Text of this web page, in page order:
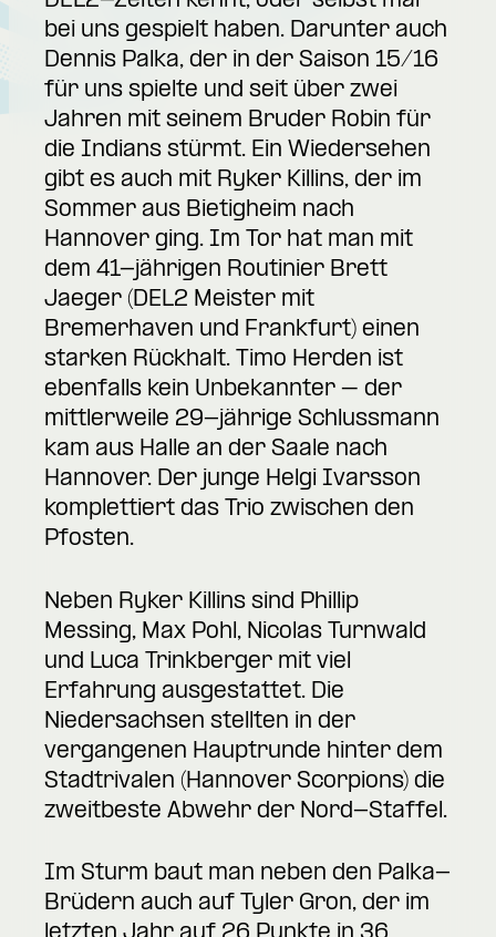
bei uns gespielt haben. Darunter auch
Dennis Palka, der in der Saison 15/16
für uns spielte und seit über zwei
Jahren mit seinem Bruder Robin für
die Indians stürmt. Ein Wiedersehen
gibt es auch mit Ryker Killins, der im
Sommer aus Bietigheim nach
Hannover ging. Im Tor hat man mit
dem 41-jährigen Routinier Brett
Jaeger (DEL2 Meister mit
Bremerhaven und Frankfurt) einen
starken Rückhalt. Timo Herden ist
ebenfalls kein Unbekannter – der
mittlerweile 29-jährige Schlussmann
kam aus Halle an der Saale nach
Hannover. Der junge Helgi Ivarsson
komplettiert das Trio zwischen den
Pfosten.
Neben Ryker Killins sind Phillip
Messing, Max Pohl, Nicolas Turnwald
und Luca Trinkberger mit viel
Erfahrung ausgestattet. Die
Niedersachsen stellten in der
vergangenen Hauptrunde hinter dem
Stadtrivalen (Hannover Scorpions) die
zweitbeste Abwehr der Nord-Staffel.
Im Sturm baut man neben den Palka-
Brüdern auch auf Tyler Gron, der im